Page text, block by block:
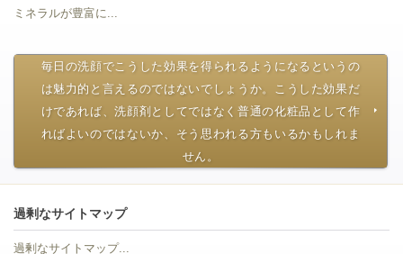
ミネラルが豊富に...
毎日の洗顔でこうした効果を得られるようになるというの
は魅力的と言えるのではないでしょうか。こうした効果だ
けであれば、洗顔剤としてではなく普通の化粧品として作
ればよいのではないか、そう思われる方もいるかもしれま
せん。
過剰なサイトマップ
過剰なサイトマップ...